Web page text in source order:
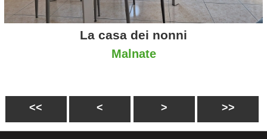
La casa dei nonni
Malnate
<< < > >>